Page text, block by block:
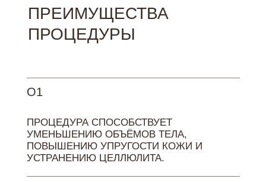
О1
ПРОЦЕДУРА СПОСОБСТВУЕТ
УМЕНЬШЕНИЮ ОБЪЁМОВ ТЕЛА,
ПОВЫШЕНИЮ УПРУГОСТИ КОЖИ И
УСТРАНЕНИЮ ЦЕЛЛЮЛИТА.
ПРЕИМУЩЕСТВА
ПРОЦЕДУРЫ